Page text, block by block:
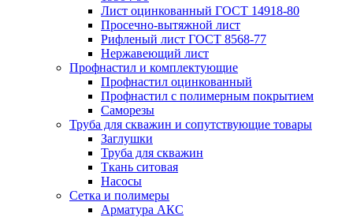
Лист оцинкованный ГОСТ 14918-80
Просечно-вытяжной лист
Рифленый лист ГОСТ 8568-77
Нержавеющий лист
Профнастил и комплектующие
Профнастил оцинкованный
Профнастил с полимерным покрытием
Саморезы
Труба для скважин и сопутствующие товары
Заглушки
Труба для скважин
Ткань ситовая
Насосы
Сетка и полимеры
Арматура АКС